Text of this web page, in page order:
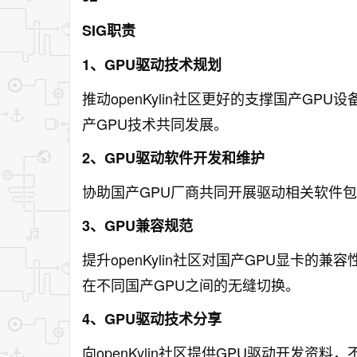
SIG职责
1、GPU驱动技术规划
推动openKylin社区更好的支撑国产GPU
产GPU技术共同发展。
2、GPU驱动软件开发和维护
协助国产GPU厂商共同开展驱动相关软件
3、GPU兼容规范
提升openKylin社区对国产GPU显卡的兼
在不同国产GPU之间的无缝切换。
4、GPU驱动技术分享
向openKylin社区提供GPU驱动开发资料